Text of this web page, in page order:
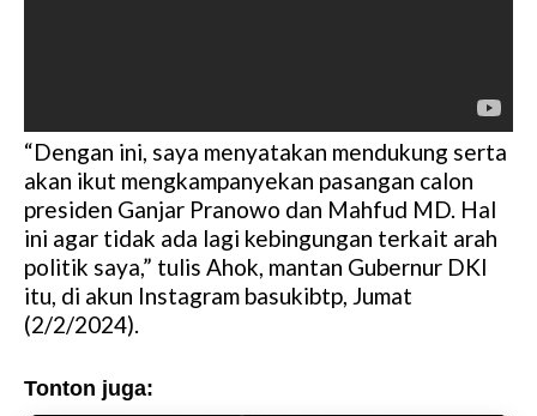
“Dengan ini, saya menyatakan mendukung serta
akan ikut mengkampanyekan pasangan calon
presiden Ganjar Pranowo dan Mahfud MD. Hal
ini agar tidak ada lagi kebingungan terkait arah
politik saya,” tulis Ahok, mantan Gubernur DKI
itu, di akun Instagram basukibtp, Jumat
(2/2/2024).
Tonton juga: